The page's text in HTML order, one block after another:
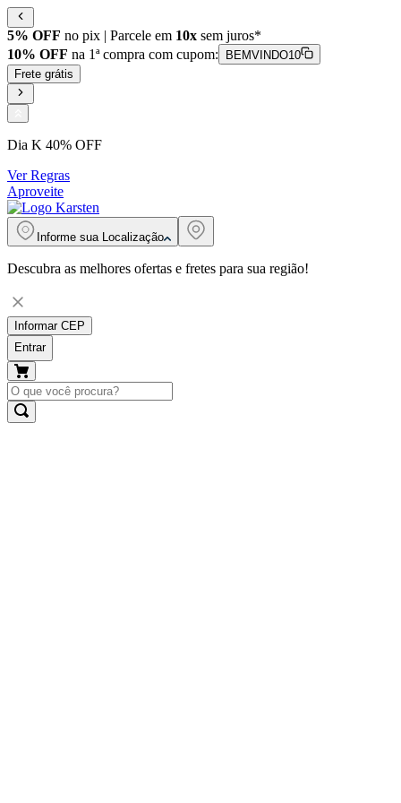
5% OFF no pix | Parcele em 10x sem juros*
10% OFF na 1ª compra com cupom:
BEMVINDO10
Frete grátis
Dia K 40% OFF
Ver Regras
Aproveite
Informe sua Localização
Descubra as melhores ofertas e fretes para sua região!
Informar CEP
Entrar